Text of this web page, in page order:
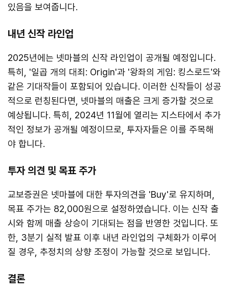
있음을 보여줍니다.
내년 신작 라인업
2025년에는 넷마블의 신작 라인업이 공개될 예정입니다.
특히, '일곱 개의 대죄: Origin'과 '왕좌의 게임: 킹스로드'와
같은 기대작들이 포함되어 있습니다. 이러한 신작들이 성공
적으로 런칭된다면, 넷마블의 매출은 크게 증가할 것으로
예상됩니다. 특히, 2024년 11월에 열리는 지스타에서 추가
적인 정보가 공개될 예정이므로, 투자자들은 이를 주목해
야 합니다.
투자 의견 및 목표 주가
교보증권은 넷마블에 대한 투자의견을 'Buy'로 유지하며,
목표 주가는 82,000원으로 설정하였습니다. 이는 신작 출
시와 함께 매출 상승이 기대되는 점을 반영한 것입니다. 또
한, 3분기 실적 발표 이후 내년 라인업의 구체화가 이루어
질 경우, 추정치의 상향 조정이 가능할 것으로 보입니다.
결론